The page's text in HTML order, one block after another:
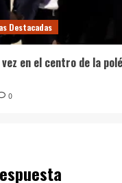
Destacadas
en el centro de la
0